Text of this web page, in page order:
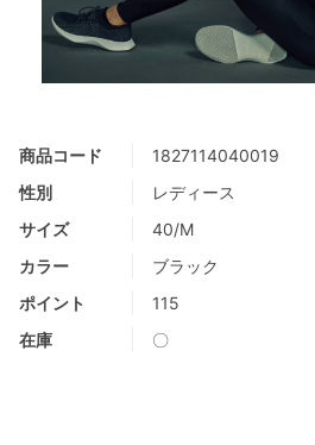
商品コード
1827114040019
性別
レディース
サイズ
40/M
カラー
ブラック
ポイント
115
在庫
〇